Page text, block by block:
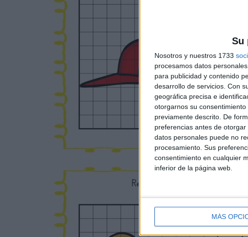
Su
Nosotros y nuestros 1733
procesamos datos
para publicidad y contenido
desarrollo de servicios. Con
geográfica precisa e
otorgarnos su
previamente descrito. De
preferencias antes de
datos personales puede no
procesamiento. Sus
consentimiento en cualquier
inferior de la página web.
MÁS